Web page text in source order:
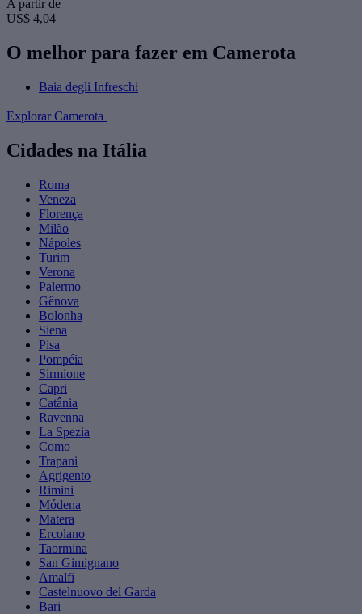
A partir de
US$ 4,04
O melhor para fazer em Camerota
Baia degli Infreschi
Explorar Camerota
Cidades na Itália
Roma
Veneza
Florença
Milão
Nápoles
Turim
Verona
Palermo
Gênova
Bolonha
Siena
Pisa
Pompéia
Sirmione
Capri
Catânia
Ravenna
La Spezia
Como
Trapani
Agrigento
Rimini
Módena
Matera
Ercolano
Taormina
San Gimignano
Amalfi
Castelnuovo del Garda
Bari